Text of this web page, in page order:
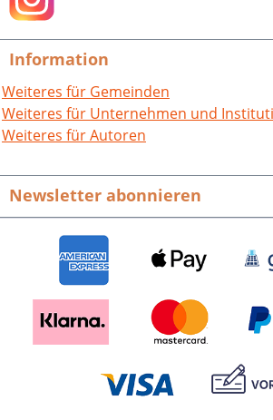
Information
Weiteres für Gemeinden
Weiteres für Unternehmen und
Weiteres für Autoren
Newsletter abonnieren